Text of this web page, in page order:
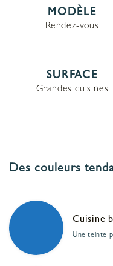
MODÈLE
Rendez-vous
SURFACE
Grandes cuisines
Des couleurs
Cuisine
Une teinte